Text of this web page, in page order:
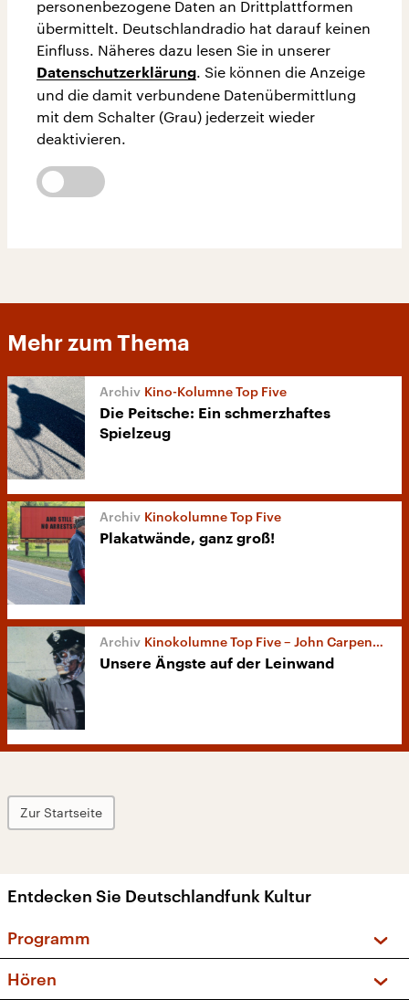
personenbezogene Daten an Drittplattformen
übermittelt. Deutschlandradio hat darauf keinen
Einfluss. Näheres dazu lesen Sie in unserer
Datenschutzerklärung. Sie können die Anzeige
und die damit verbundene Datenübermittlung
mit dem Schalter (Grau) jederzeit wieder
deaktivieren.
Mehr zum Thema
Kino-Kolumne Top Five
Die Peitsche: Ein schmerzhaftes
Spielzeug
Kinokolumne Top Five
Plakatwände, ganz groß!
Kinokolumne Top Five – John Carpenter wird 70
Unsere Ängste auf der Leinwand
Zur Startseite
Entdecken Sie Deutschlandfunk Kultur
Programm
Hören